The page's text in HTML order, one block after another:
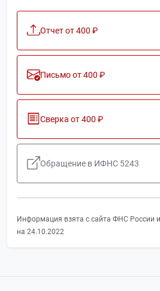
Отчет от 400 ₽
Письмо от 400 ₽
Сверка от 400 ₽
Обращение в ИФНС 5243
Информация взята с сайта ФНС России
на 24.10.2022